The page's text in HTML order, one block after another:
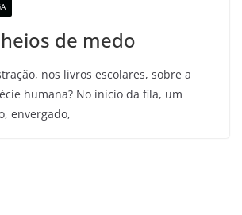
de medo
nos livros escolares, sobre a
humana? No início da fila, um
envergado,